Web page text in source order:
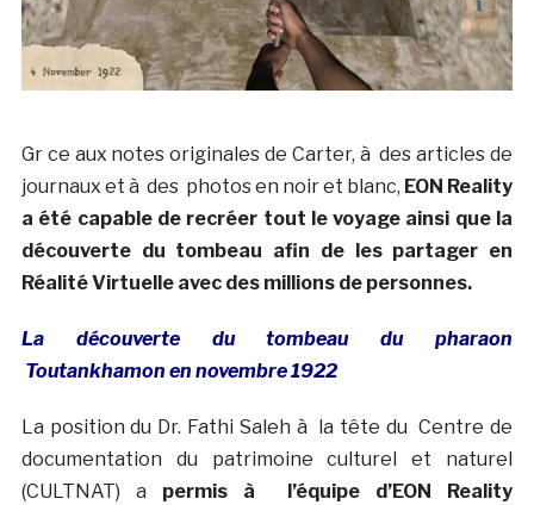
Gr ce aux notes originales de Carter, à des articles de
journaux et à des photos en noir et blanc, EON Reality
a été capable de recréer tout le voyage ainsi que la
découverte du tombeau afin de les partager en
Réalité Virtuelle avec des millions de personnes.
La découverte du tombeau du pharaon
Toutankhamon en novembre 1922
La position du Dr. Fathi Saleh à la tête du Centre de
documentation du patrimoine culturel et naturel
(CULTNAT) a permis à l’équipe d’EON Reality